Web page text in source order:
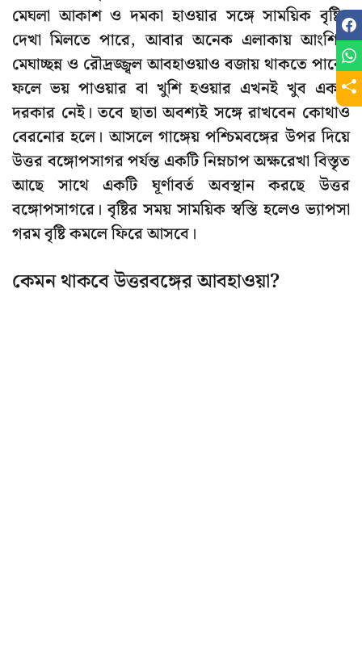
মেঘলা আকাশ ও দমকা হাওয়ার সঙ্গে সাময়িক বৃষ্টির
দেখা মিলতে পারে, আবার অনেক এলাকায় আংশিক
মেঘাচ্ছন্ন ও রৌদ্রজ্জ্বল আবহাওয়াও বজায় থাকতে পারে।
ফলে ভয় পাওয়ার বা খুশি হওয়ার এখনই খুব একটা
দরকার নেই। তবে ছাতা অবশ্যই সঙ্গে রাখবেন কোথাও
বেরনোর হলে। আসলে গাঙ্গেয় পশ্চিমবঙ্গের উপর দিয়ে
উত্তর বঙ্গোপসাগর পর্যন্ত একটি নিম্নচাপ অক্ষরেখা বিস্তৃত
আছে সাথে একটি ঘূর্ণাবর্ত অবস্থান করছে উত্তর
বঙ্গোপসাগরে। বৃষ্টির সময় সাময়িক স্বস্তি হলেও ভ্যাপসা
গরম বৃষ্টি কমলে ফিরে আসবে।
কেমন থাকবে উত্তরবঙ্গের আবহাওয়া?